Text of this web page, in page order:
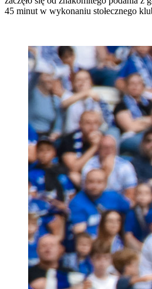
45 minut w wykonaniu stołecznego